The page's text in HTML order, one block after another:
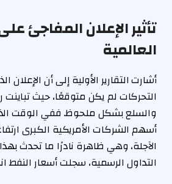
تأثير الإعلان المفاجئ
العالمية
أشارت التقارير الأولية إلى أن
التحركات لم يكن متوقعًا، حيث
والسلع بشكل ملحوظ. ففي الوقت
أسهم الشركات الأمريكية الكبرى
الآجلة، وهي ظاهرة نادرًا ما تحدث
التداول الرسمية، سجلت أسعار النفط